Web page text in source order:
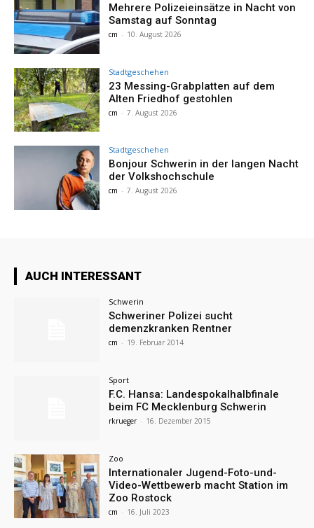
Mehrere Polizeieinsätze in Nacht von
Samstag auf Sonntag
cm - 10. August 2026
Stadtgeschehen
23 Messing-Grabplatten auf dem
Alten Friedhof gestohlen
cm - 7. August 2026
Stadtgeschehen
Bonjour Schwerin in der langen Nacht
der Volkshochschule
cm - 7. August 2026
AUCH INTERESSANT
Schwerin
Schweriner Polizei sucht
demenzkranken Rentner
cm - 19. Februar 2014
Sport
F.C. Hansa: Landespokalhalbfinale
beim FC Mecklenburg Schwerin
rkrueger - 16. Dezember 2015
Zoo
Internationaler Jugend-Foto-und-
Video-Wettbewerb macht Station im
Zoo Rostock
cm - 16. Juli 2023